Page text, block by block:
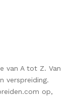
van A tot Z. Van
verspreiding.
op,